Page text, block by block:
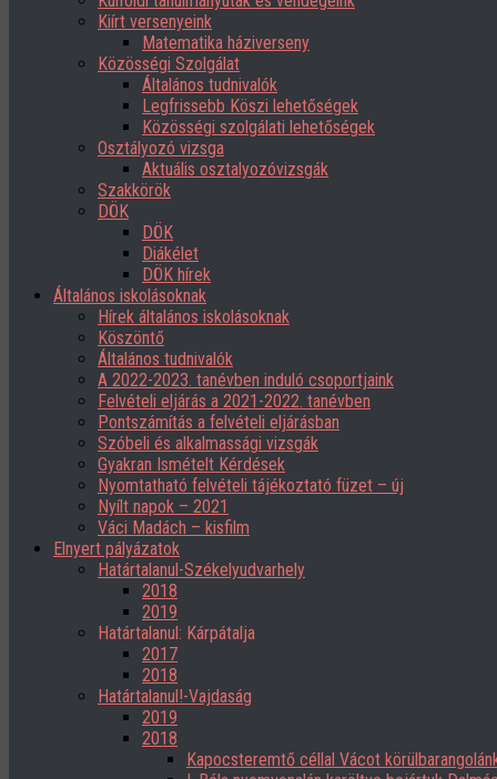
Kiírt versenyeink
Matematika háziverseny
Közösségi Szolgálat
Általános tudnivalók
Legfrissebb Köszi lehetőségek
Közösségi szolgálati lehetőségek
Osztályozó vizsga
Aktuális osztalyozóvizsgák
Szakkörök
DÖK
DÖK
Diákélet
DÖK hírek
Általános iskolásoknak
Hírek általános iskolásoknak
Köszöntő
Általános tudnivalók
A 2022-2023. tanévben induló csoportjaink
Felvételi eljárás a 2021-2022. tanévben
Pontszámítás a felvételi eljárásban
Szóbeli és alkalmassági vizsgák
Gyakran Ismételt Kérdések
Nyomtatható felvételi tájékoztató füzet – új
Nyílt napok – 2021
Váci Madách – kisfilm
Elnyert pályázatok
Határtalanul-Székelyudvarhely
2018
2019
Határtalanul: Kárpátalja
2017
2018
Határtalanul!-Vajdaság
2019
2018
Kapocsteremtő céllal Vácot